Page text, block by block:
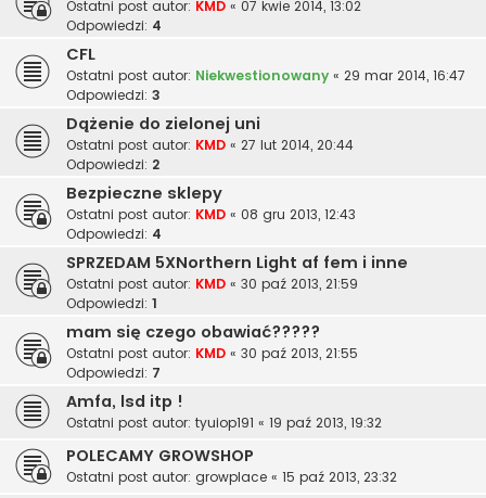
Ostatni post autor: KMD « 07 kwie 2014, 13:02
Odpowiedzi: 4
CFL
Ostatni post autor: Niekwestionowany « 29 mar 2014, 16:47
Odpowiedzi: 3
Dążenie do zielonej uni
Ostatni post autor: KMD « 27 lut 2014, 20:44
Odpowiedzi: 2
Bezpieczne sklepy
Ostatni post autor: KMD « 08 gru 2013, 12:43
Odpowiedzi: 4
SPRZEDAM 5XNorthern Light af fem i inne
Ostatni post autor: KMD « 30 paź 2013, 21:59
Odpowiedzi: 1
mam się czego obawiać?????
Ostatni post autor: KMD « 30 paź 2013, 21:55
Odpowiedzi: 7
Amfa, lsd itp !
Ostatni post autor: tyuiop191 « 19 paź 2013, 19:32
POLECAMY GROWSHOP
Ostatni post autor: growplace « 15 paź 2013, 23:32